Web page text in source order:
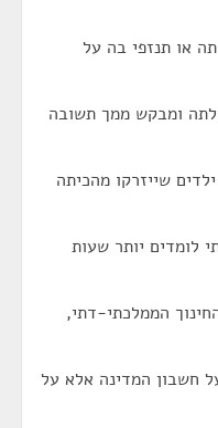
או תנזפי בה על
ומבקש ממך תשובה
שייזרקו מהכיתה
לומדים יותר שעות
הממלכתי-דתי,
חשבון המדינה אלא על